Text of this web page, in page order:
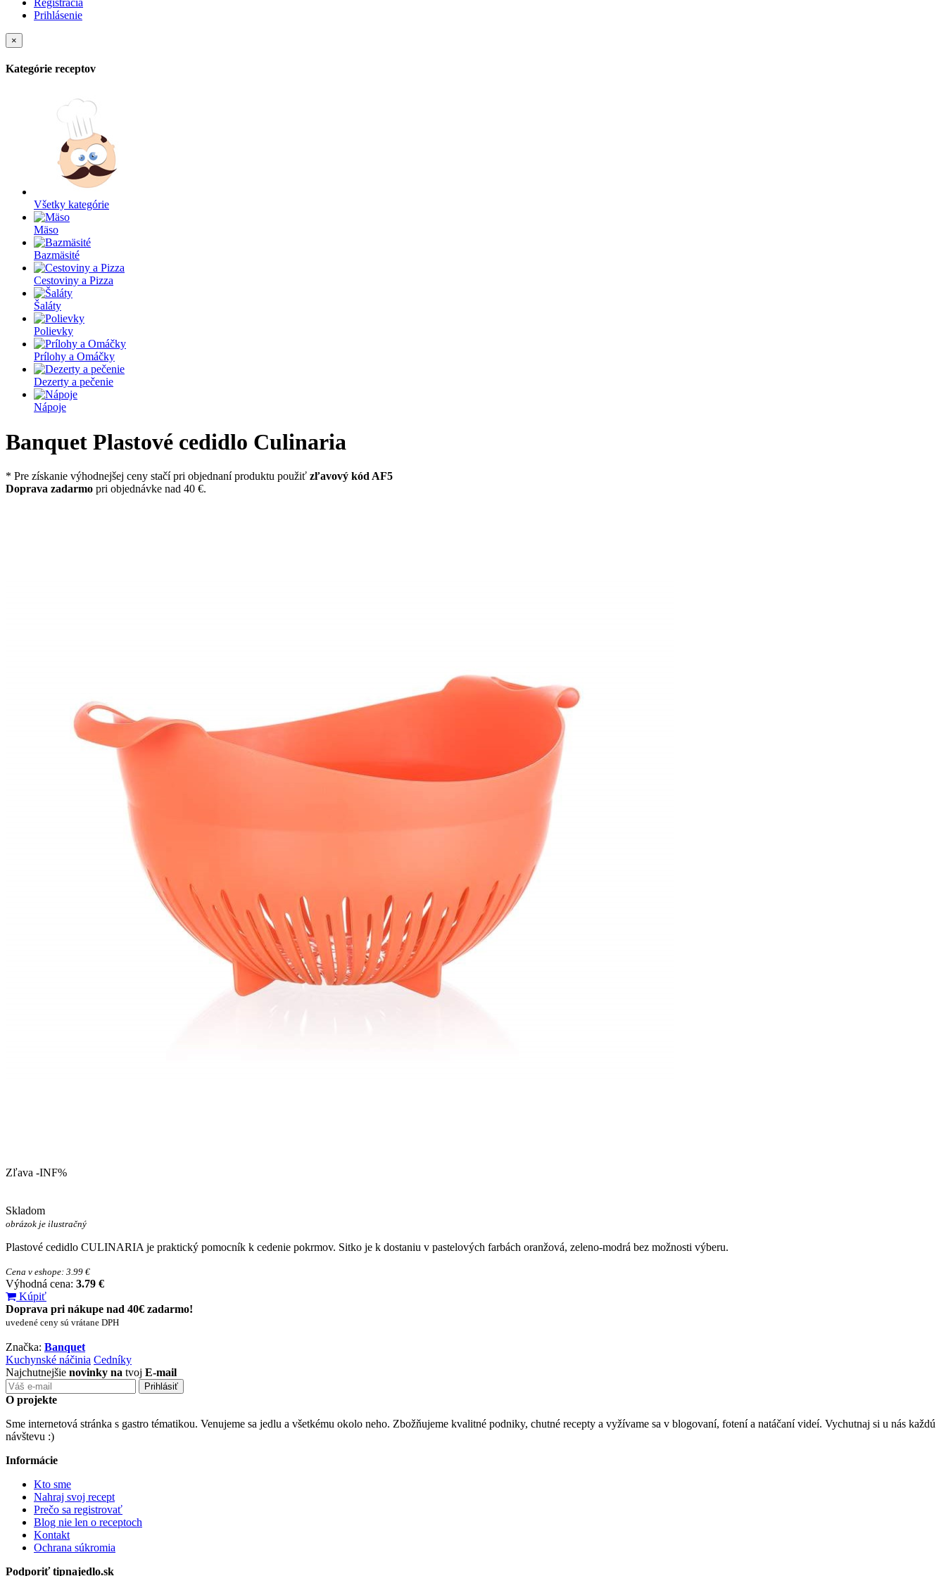
Prihlásenie
×
Kategórie receptov
Všetky kategórie
Mäso
Bazmäsité
Cestoviny a Pizza
Šaláty
Polievky
Prílohy a Omáčky
Dezerty a pečenie
Nápoje
Banquet Plastové cedidlo Culinaria
* Pre získanie výhodnejšej ceny stačí pri objednaní produktu použiť zľavový kód AF5
Doprava zadarmo pri objednávke nad 40 €.
Zľava -INF%
Skladom
obrázok je ilustračný
Plastové cedidlo CULINARIA je praktický pomocník k cedenie pokrmov. Sitko je k dostaniu v pastelových farbách oranžová, zeleno-modrá bez možnosti výberu.
Cena v eshope: 3.99 €
Výhodná cena: 3.79 €
Kúpiť
Doprava pri nákupe nad 40€ zadarmo!
uvedené ceny sú vrátane DPH
Značka: Banquet
Kuchynské náčinia Cedníky
Najchutnejšie novinky na tvoj E-mail
O projekte
Sme internetová stránka s gastro tématikou. Venujeme sa jedlu a všetkému okolo neho. Zbožňujeme kvalitné podniky, chutné recepty a vyžívame sa v blogovaní, fotení a natáčaní videí. Vychutnaj si u nás každú
návštevu :)
Informácie
Kto sme
Nahraj svoj recept
Prečo sa registrovať
Blog nie len o receptoch
Kontakt
Ochrana súkromia
Podporiť tipnajedlo.sk